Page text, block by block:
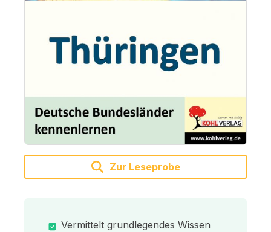
Zur Leseprobe
Vermittelt grundlegendes Wissen